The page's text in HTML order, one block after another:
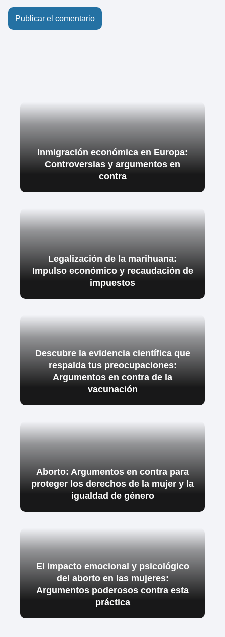
Inmigración económica en Europa:
Controversias y argumentos en
contra
Legalización de la marihuana:
Impulso económico y recaudación de
impuestos
Descubre la evidencia científica que
respalda tus preocupaciones:
Argumentos en contra de la
vacunación
Aborto: Argumentos en contra para
proteger los derechos de la mujer y la
igualdad de género
El impacto emocional y psicológico
del aborto en las mujeres:
Argumentos poderosos contra esta
práctica